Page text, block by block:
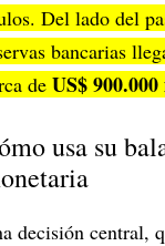
Del lado del
bancarias
de US$
usa su
decisión central,